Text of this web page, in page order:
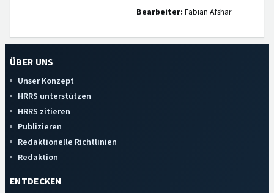
Bearbeiter: Fabian Afshar
ÜBER UNS
Unser Konzept
HRRS unterstützen
HRRS zitieren
Publizieren
Redaktionelle Richtlinien
Redaktion
ENTDECKEN